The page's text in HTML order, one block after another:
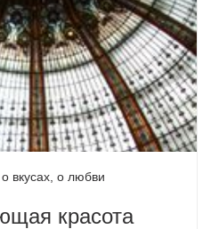
вкусах, о любви
красота